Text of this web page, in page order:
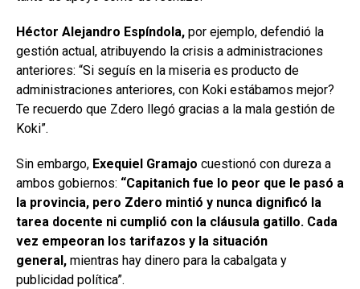
Héctor Alejandro Espíndola, por ejemplo, defendió la
gestión actual, atribuyendo la crisis a administraciones
anteriores: “Si seguís en la miseria es producto de
administraciones anteriores, con Koki estábamos mejor?
Te recuerdo que Zdero llegó gracias a la mala gestión de
Koki”.
Sin embargo, Exequiel Gramajo cuestionó con dureza a
ambos gobiernos: “Capitanich fue lo peor que le pasó a
la provincia, pero Zdero mintió y nunca dignificó la
tarea docente ni cumplió con la cláusula gatillo. Cada
vez empeoran los tarifazos y la situación
general, mientras hay dinero para la cabalgata y
publicidad política”.